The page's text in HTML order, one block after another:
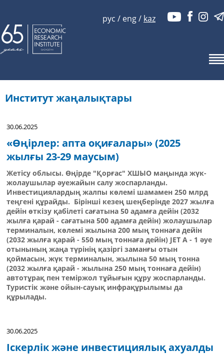
рус / eng/ kaz
Институт жаңалықтары
30.06.2025
«Өңірлер: апта оқиғалары» (2025
жылғы 23-29 маусым)
Жетісу облысы. Өңірде "Қорғас" ХШЫО маңында жүк-
жолаушылар әуежайын салу жоспарланды.
Инвестициялардың жалпы көлемі шамамен 250 млрд
теңгені құрайды. Бірінші кезең шеңберінде 2027 жылға
дейін өткізу қабілеті сағатына 50 адамға дейін (2032
жылға қарай - сағатына 500 адамға дейін) жолаушылар
терминалын, көлемі жылына 200 мың тоннаға дейін
(2032 жылға қарай - 550 мың тоннаға дейін) JET А - 1 әуе
отынының жаңа түрінің қазіргі заманғы отын
қоймасын, жүк терминалын, жылына 50 мың тонна
(2032 жылға қарай - жылына 250 мың тоннаға дейін)
автотұрақ пен теміржол тұйығын құру жоспарланды.
Туристік және ойын-сауық инфрақұрылымы да
құрылады.
30.06.2025
Іскерлік және инвестициялық ахуалды